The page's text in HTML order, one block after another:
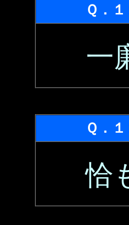
Ｑ．１
一
Ｑ．１
恰